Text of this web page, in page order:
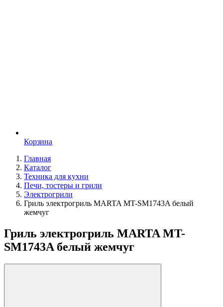
Корзина
Главная
Каталог
Техника для кухни
Печи, тостеры и грили
Электрогрили
Гриль электрогриль MARTA MT-SM1743A белый
жемчуг
Гриль электрогриль MARTA MT-
SM1743A белый жемчуг